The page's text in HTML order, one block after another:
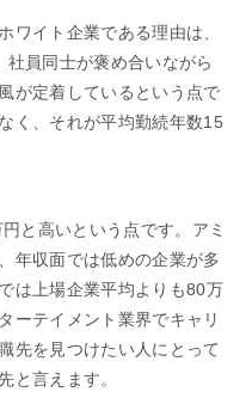
ワイト企業である理由は、
員同士が褒め合いながら
が定着しているという点で
く、それが平均勤続年数15
と高いという点です。アミ
年収面では低めの企業が多
は上場企業平均よりも80万
ーテイメント業界でキャリ
先を見つけたい人にとって
と言えます。